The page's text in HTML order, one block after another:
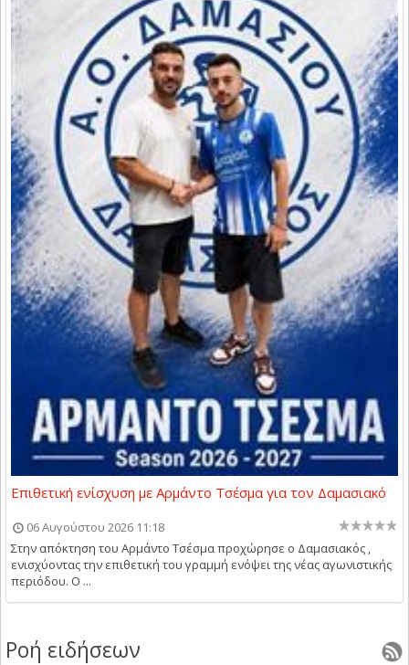
Επιθετική ενίσχυση με Αρμάντο Τσέσμα για τον Δαμασιακό
06 Αυγούστου 2026 11:18
Στην απόκτηση του Αρμάντο Τσέσμα προχώρησε ο Δαμασιακός ,
ενισχύοντας την επιθετική του γραμμή ενόψει της νέας αγωνιστικής
περιόδου. Ο ...
Ροή ειδήσεων